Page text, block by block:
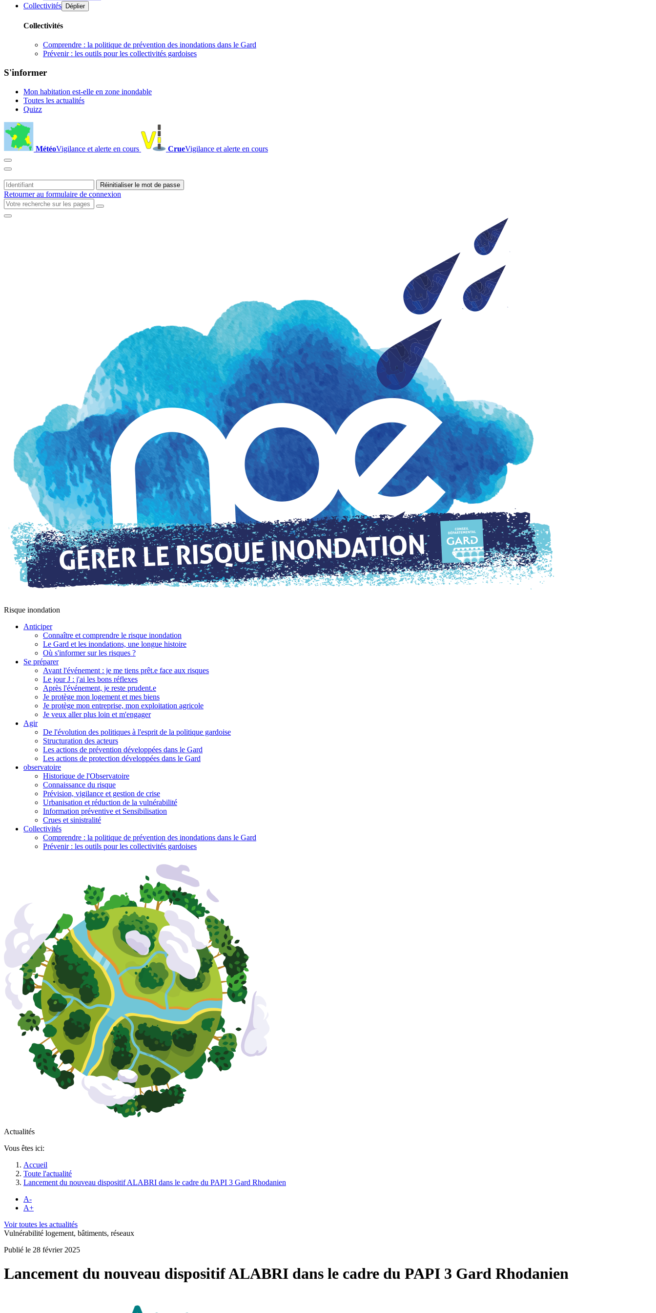
Collectivités Déplier
Collectivités
Comprendre : la politique de prévention des inondations dans le Gard
Prévenir : les outils pour les collectivités gardoises
S'informer
Mon habitation est-elle en zone inondable
Toutes les actualités
Quizz
MétéoVigilance et alerte en cours CrueVigilance et alerte en cours
Retourner au formulaire de connexion
Risque inondation
Anticiper
Connaître et comprendre le risque inondation
Le Gard et les inondations, une longue histoire
Où s'informer sur les risques ?
Se préparer
Avant l'événement : je me tiens prêt.e face aux risques
Le jour J : j'ai les bons réflexes
Après l'événement, je reste prudent.e
Je protège mon logement et mes biens
Je protège mon entreprise, mon exploitation agricole
Je veux aller plus loin et m'engager
Agir
De l'évolution des politiques à l'esprit de la politique gardoise
Structuration des acteurs
Les actions de prévention développées dans le Gard
Les actions de protection développées dans le Gard
observatoire
Historique de l'Observatoire
Connaissance du risque
Prévision, vigilance et gestion de crise
Urbanisation et réduction de la vulnérabilité
Information préventive et Sensibilisation
Crues et sinistralité
Collectivités
Comprendre : la politique de prévention des inondations dans le Gard
Prévenir : les outils pour les collectivités gardoises
Actualités
Vous êtes ici:
Accueil
Toute l'actualité
Lancement du nouveau dispositif ALABRI dans le cadre du PAPI 3 Gard Rhodanien
A-
A+
Voir toutes les actualités
Vulnérabilité logement, bâtiments, réseaux
Publié le 28 février 2025
Lancement du nouveau dispositif ALABRI dans le cadre du PAPI 3 Gard Rhodanien